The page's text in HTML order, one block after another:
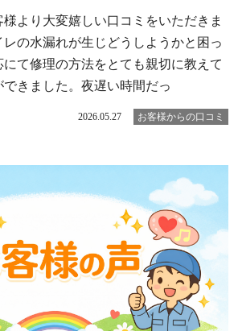
より大変嬉しい口コミをいただきま
レの水漏れが生じどうしようかと困っ
て修理の方法をとても親切に教えて
できました。夜遅い時間だっ
2026.05.27 お客様からの口コミ